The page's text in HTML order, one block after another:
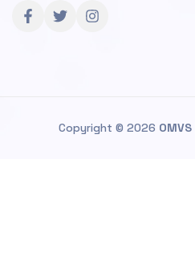
Copyright © 2026 OMVS